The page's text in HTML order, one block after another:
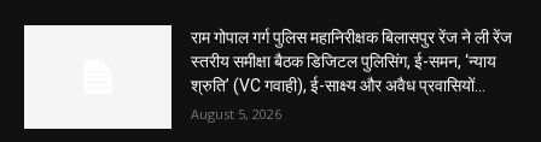
राम गोपाल गर्ग पुलिस महानिरीक्षक बिलासपुर रेंज ने ली रेंज
स्तरीय समीक्षा बैठक डिजिटल पुलिसिंग, ई-समन, ‘न्याय
श्रुति’ (VC गवाही), ई-साक्ष्य और अवैध प्रवासियों...
August 5, 2026